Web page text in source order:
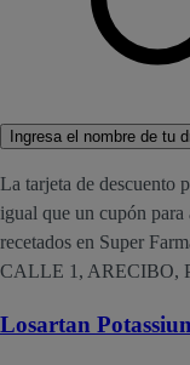
Ingresa el nombre de tu
La tarjeta de descuento
igual que un cupón para
recetados en Super
CALLE 1, ARECIBO,
Losartan